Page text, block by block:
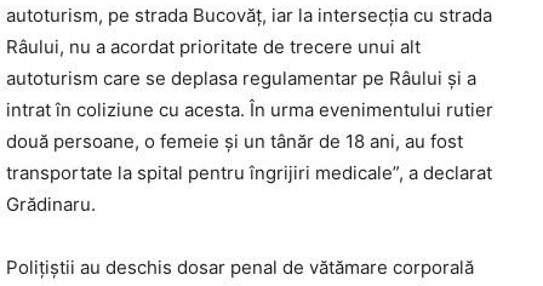
autoturism, pe strada Bucovăț, iar la intersecția cu strada
Râului, nu a acordat prioritate de trecere unui alt
autoturism care se deplasa regulamentar pe Râului și a
intrat în coliziune cu acesta. În urma evenimentului rutier
două persoane, o femeie și un tânăr de 18 ani, au fost
transportate la spital pentru îngrijiri medicale”, a declarat
Grădinaru.
Polițiștii au deschis dosar penal de vătămare corporală